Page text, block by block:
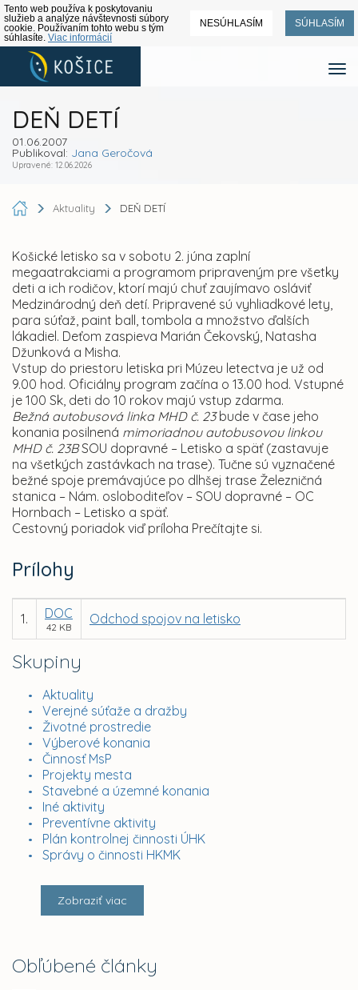
Tento web používa k poskytovaniu
služieb a analýze návštevnosti súbory
cookie. Používaním tohto webu s tým
súhlasíte. Viac informácií
NESÚHLASÍM SÚHLASÍM
DEŇ DETÍ
01.06.2007
Publikoval: Jana Geročová
Upravené: 12.06.2026
Skupiny
Aktuality
Verejné súťaže a dražby
Životné prostredie
Výberové konania
Činnosť MsP
Projekty mesta
Stavebné a územné konania
Iné aktivity
Preventívne aktivity
Plán kontrolnej činnosti ÚHK
Správy o činnosti HKMK
Zobraziť viac
Obľúbené články
Aktuality DEŇ DETÍ
Košické letisko sa v sobotu 2. júna zaplní
megaatrakciami a programom pripraveným pre všetky
deti a ich rodičov, ktorí majú chuť zaujímavo osláviť
Medzinárodný deň detí. Pripravené sú vyhliadkové lety,
para súťaž, paint ball, tombola a množstvo ďalších
lákadiel. Deťom zaspieva Marián Čekovský, Natasha
Džunková a Misha.
Vstup do priestoru letiska pri Múzeu letectva je už od
9.00 hod. Oficiálny program začína o 13.00 hod. Vstupné
je 100 Sk, deti do 10 rokov majú vstup zdarma.
Bežná autobusová linka MHD č. 23bude v čase jeho
konania posilnená mimoriadnou autobusovou linkou
MHD č. 23BSOU dopravné – Letisko a späť (zastavuje
na všetkých zastávkach na trase). Tučne sú vyznačené
bežné spoje premávajúce po dlhšej trase Železničná
stanica – Nám. osloboditeľov – SOU dopravné – OC
Hornbach – Letisko a späť.
Cestovný poriadok viď príloha Prečítajte si.
Prílohy
1. DOC
42 KB
Odchod spojov na letisko